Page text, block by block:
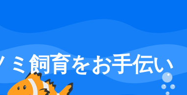
飼育をお手伝い